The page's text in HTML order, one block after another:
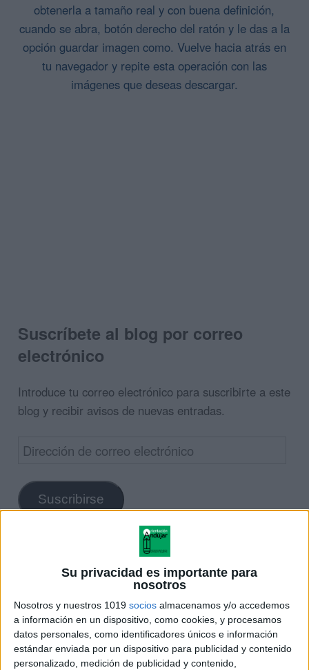
Su privacidad es importante para
nosotros
Nosotros y nuestros 1019 socios almacenamos y/o accedemos
a información en un dispositivo, como cookies, y procesamos
datos personales, como identificadores únicos e información
estándar enviada por un dispositivo para publicidad y contenido
personalizado, medición de publicidad y contenido,
obtenerla a tamaño real y con buena definición,
cuando se abra, botón derecho del ratón y le das a la
opción guardar imagen como. Vuelve hacia atrás en
tu navegador y repite esta operación con las
imágenes que deseas descargar.
Suscríbete al blog por correo
electrónico
Introduce tu correo electrónico para suscribirte a este
blog y recibir avisos de nuevas entradas.
Dirección
correo
electrónico
Suscribirse
se usan para definir la
algebraico. Según la correspondencia matemática: